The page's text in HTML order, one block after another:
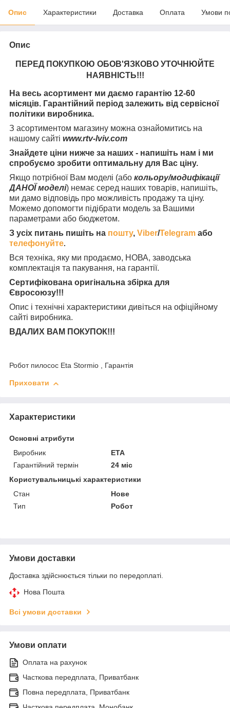
Опис Характеристики Доставка Оплата Умови
Опис
ПЕРЕД ПОКУПКОЮ ОБОВ'ЯЗКОВО УТОЧНЮЙТЕ
НАЯВНІСТЬ!!!
На весь асортимент ми даємо гарантію 12-60
місяців. Гарантійний період залежить від сервісної
політики виробника.
З асортиментом магазину можна ознайомитись на
нашому сайті www.rtv-lviv.com
Знайдете ціни нижче за наших - напишіть нам і ми
спробуємо зробити оптимальну для Вас ціну.
Якщо потрібної Вам моделі (або кольору/модифікації
ДАНОЇ моделі) немає серед наших товарів, напишіть,
ми дамо відповідь про можливість продажу та ціну.
Можемо допомогти підібрати модель за Вашими
параметрами або бюджетом.
З усіх питань пишіть на пошту, Viber/Telegram або
телефонуйте.
Вся техніка, яку ми продаємо, НОВА, заводська
комплектація та пакування, на гарантії.
Сертифікована оригінальна збірка для
Євросоюзу!!!
Опис і технічні характеристики дивіться на офіційному
сайті виробника.
ВДАЛИХ ВАМ ПОКУПОК!!!
Робот пилосос Eta Stormio , Гарантія
Приховати
Характеристики
Основні атрибути
Виробник
ETA
Гарантійний термін
24 міс
Користувальницькі характеристики
Стан
Нове
Тип
Робот
Умови доставки
Доставка здійснюється тільки по передоплаті.
Нова Пошта
Всі умови доставки
Умови оплати
Оплата на рахунок
Часткова передплата, Приватбанк
Повна передплата, Приватбанк